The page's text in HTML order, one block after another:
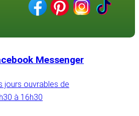
Messenger
jours ouvrables de
à 16h30